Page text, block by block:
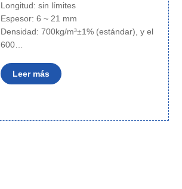
Longitud: sin límites
Espesor: 6 ~ 21 mm
Densidad: 700kg/m³±1% (estándar), y el
600…
Leer más